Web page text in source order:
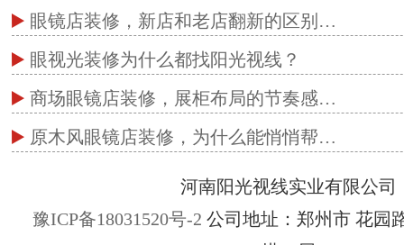
眼镜店装修，新店和老店翻新的区别…
眼视光装修为什么都找阳光视线？
商场眼镜店装修，展柜布局的节奏感…
原木风眼镜店装修，为什么能悄悄帮…
河南阳光视线实业有限公司
豫ICP备18031520号-2 公司地址：郑州市 花园